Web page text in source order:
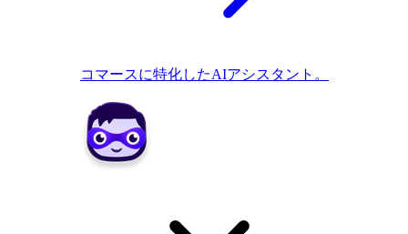
コマースに特化したAIアシスタント。